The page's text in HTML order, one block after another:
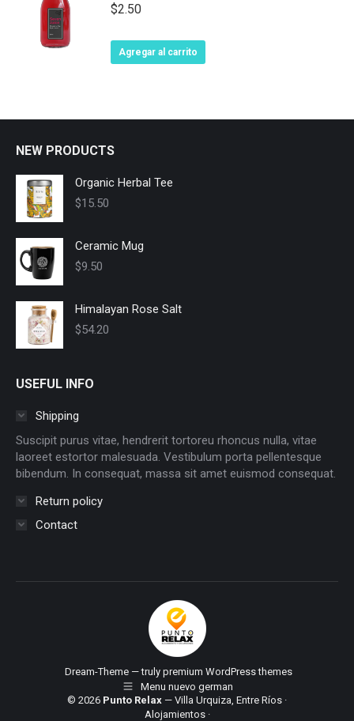
$2.50
Agregar al carrito
NEW PRODUCTS
Organic Herbal Tee
$15.50
Ceramic Mug
$9.50
Himalayan Rose Salt
$54.20
USEFUL INFO
Shipping
Suscipit purus vitae, hendrerit tortoreu rhoncus nulla, vitae
laoreet estortor malesuada. Vestibulum porta pellentesque
bibendum. In consequat, massa sit amet euismod consequat.
Return policy
Contact
Dream-Theme — truly premium WordPress themes
Menu nuevo german
© 2026 Punto Relax — Villa Urquiza, Entre Ríos ·
Alojamientos·